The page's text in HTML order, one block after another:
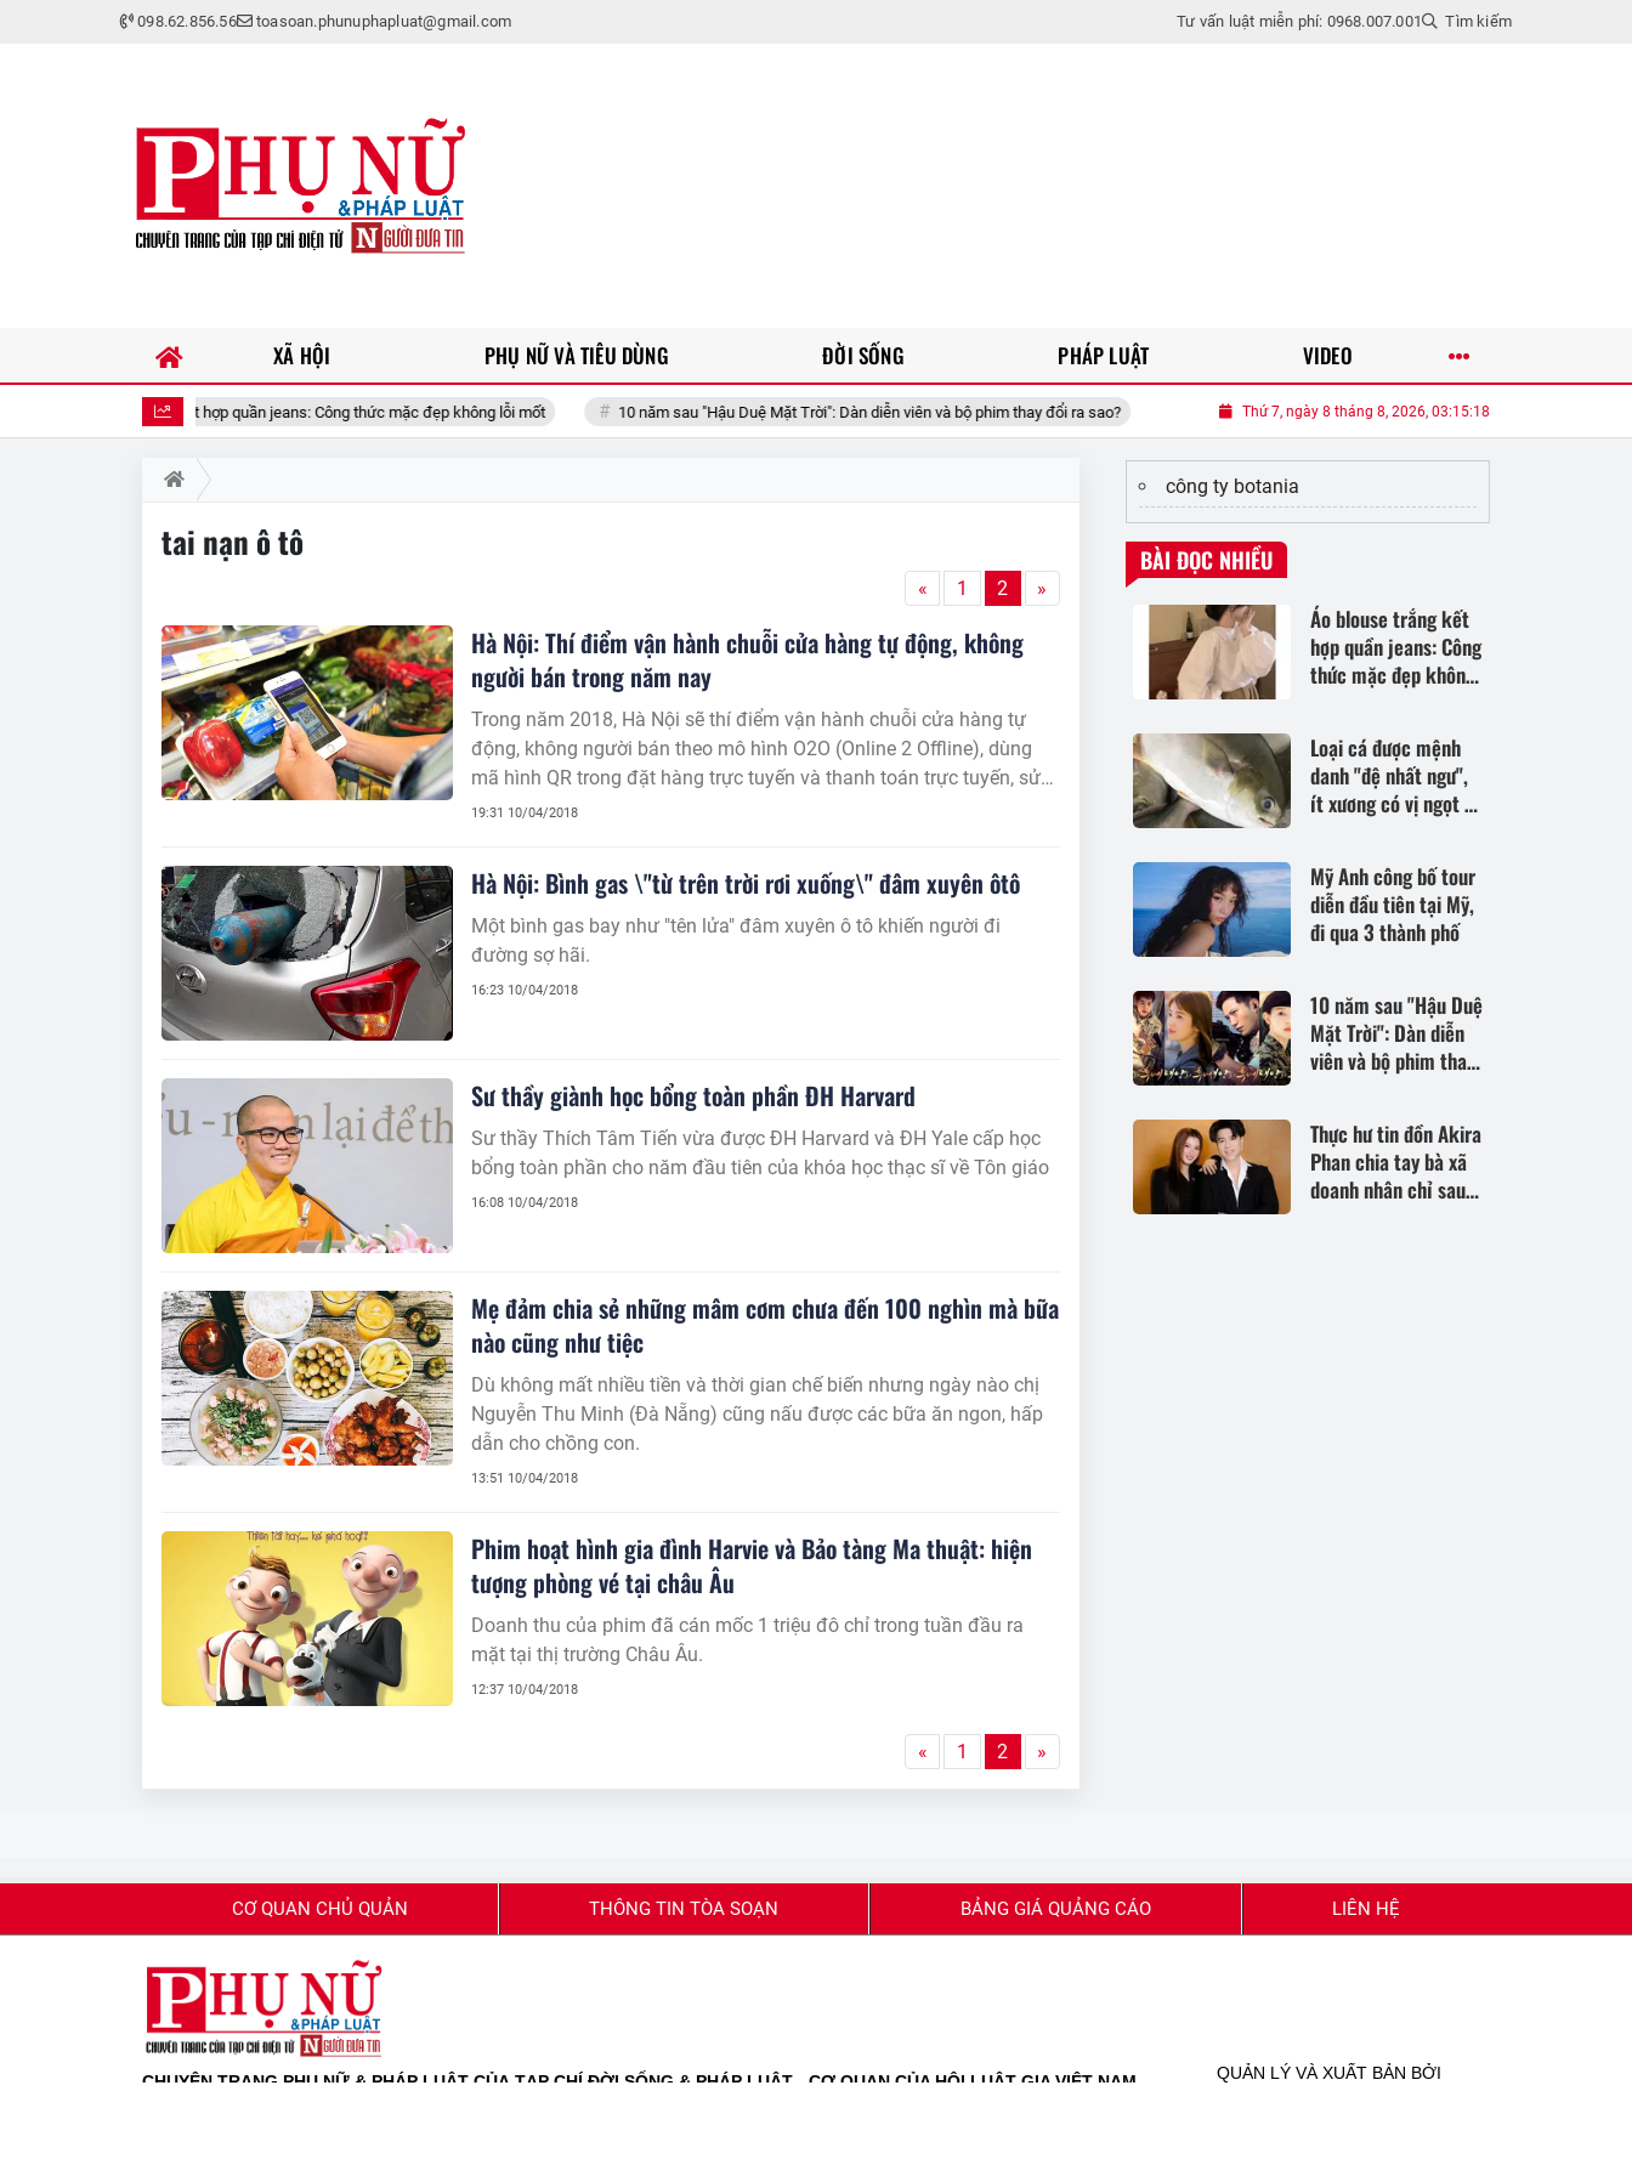
098.62.856.56 toasoan.phunuphapluat@gmail.com Tư vấn luật miễn phí: 0968.007.001 Tìm kiếm
Áo blouse trắng kết hợp quần jeans: Công thức mặc đẹp không lỗi mốt 10 năm sau "Hậu Duệ Mặt Trời": Dàn diễn viên và bộ phim thay đổi ra sao? Thực hư tin đồn Akira Phan chia tay bà xã doanh nhân chỉ sau 3
Thứ 7, ngày 8 tháng 8, 2026, 03:15:18
XÃ HỘI PHỤ NỮ VÀ TIÊU DÙNG ĐỜI SỐNG PHÁP LUẬT VIDEO
tai nạn ô tô
« 1 2 »
Hà Nội: Thí điểm vận hành chuỗi cửa hàng tự động, không
người bán trong năm nay
Trong năm 2018, Hà Nội sẽ thí điểm vận hành chuỗi cửa hàng tự
động, không người bán theo mô hình O2O (Online 2 Offline), dùng
mã hình QR trong đặt hàng trực tuyến và thanh toán trực tuyến, sử
dụng logistics.
19:31 10/04/2018
Hà Nội: Bình gas \"từ trên trời rơi xuống\" đâm xuyên ôtô
Một bình gas bay như "tên lửa" đâm xuyên ô tô khiến người đi
đường sợ hãi.
16:23 10/04/2018
Sư thầy giành học bổng toàn phần ĐH Harvard
Sư thầy Thích Tâm Tiến vừa được ĐH Harvard và ĐH Yale cấp học
bổng toàn phần cho năm đầu tiên của khóa học thạc sĩ về Tôn giáo
16:08 10/04/2018
Mẹ đảm chia sẻ những mâm cơm chưa đến 100 nghìn mà bữa
nào cũng như tiệc
Dù không mất nhiều tiền và thời gian chế biến nhưng ngày nào chị
Nguyễn Thu Minh (Đà Nẵng) cũng nấu được các bữa ăn ngon, hấp
dẫn cho chồng con.
13:51 10/04/2018
Phim hoạt hình gia đình Harvie và Bảo tàng Ma thuật: hiện
tượng phòng vé tại châu Âu
Doanh thu của phim đã cán mốc 1 triệu đô chỉ trong tuần đầu ra
mặt tại thị trường Châu Âu.
12:37 10/04/2018
« 1 2 »
công ty botania
BÀI ĐỌC NHIỀU
Áo blouse trắng kết
hợp quần jeans: Công
thức mặc đẹp không
Loại cá được mệnh
danh "đệ nhất ngư",
ít xương có vị ngọt tự
dưỡng rất tốt cho trẻ
Mỹ Anh công bố tour
diễn đầu tiên tại Mỹ,
đi qua 3 thành phố
10 năm sau "Hậu Duệ
Mặt Trời": Dàn diễn
viên và bộ phim thay
Thực hư tin đồn Akira
Phan chia tay bà xã
doanh nhân chỉ sau 3
CƠ QUAN CHỦ QUẢN THÔNG TIN TÒA SOẠN BẢNG GIÁ QUẢNG CÁO LIÊN HỆ
CHUYÊN TRANG PHỤ NỮ & PHÁP LUẬT CỦA TẠP CHÍ ĐỜI SỐNG & PHÁP LUẬT - CƠ QUAN CỦA HỘI LUẬT GIA VIỆT NAM
QUẢN LÝ VÀ XUẤT BẢN BỞI